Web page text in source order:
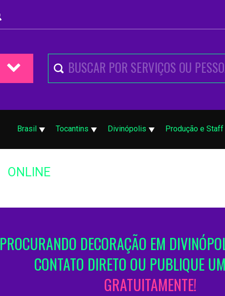
Brasil Tocantins Divinópolis Produção e Staff
ONLINE
PROCURANDO DECORAÇÃO EM
CONTATO DIRETO OU PUBLIQUE
GRATUITAMENTE!